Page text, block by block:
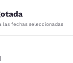
las fechas seleccionadas